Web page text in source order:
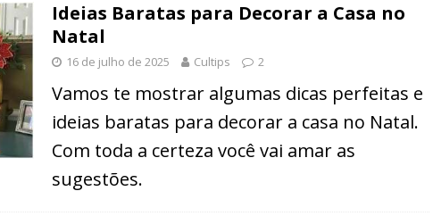
Ideias Baratas para Decorar a Casa no
Natal
16 de julho de 2025 Cultips 2
Vamos te mostrar algumas dicas perfeitas e
ideias baratas para decorar a casa no Natal.
Com toda a certeza você vai amar as
sugestões.